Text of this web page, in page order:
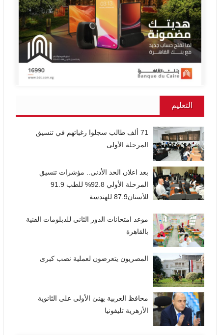
التعليم
71 ألف طالب سجلوا رغباتهم في تنسيق
المرحلة الأولى
بعد اعلان الحد الأدنى.. مؤشرات تنسيق
المرحلة الأولي 92.8% للطب 91.9
للأسنان87.9 للهندسة
موعد امتحانات الدور الثاني للدبلومات الفنية
بالقاهرة
المصريون يتعرضون لعملية نصب كبرى
محافظ الغربية يهنئ الأولى على الثانوية
الأزهرية تليفونيا